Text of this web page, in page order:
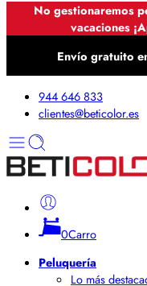
No gestionaremos
vacaciones
Envío gratuito
944 646 833
clientes@beticolor.es
0Carro
Peluquería
Lo más